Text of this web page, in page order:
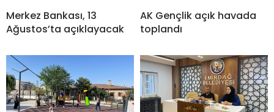
Merkez Bankası, 13
Ağustos’ta açıklayacak
AK Gençlik açık havada
toplandı